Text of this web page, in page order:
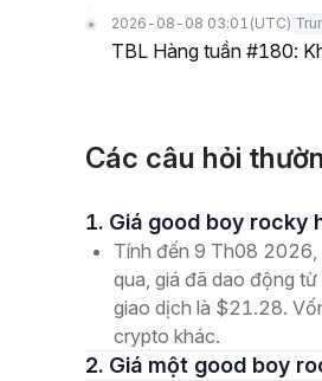
2026-08-08 03:01 (UTC)
TBL Hàng tuần #180:
Các câu hỏi
1. Giá good boy
Tính đến 9 Th08 2026,
qua, giá đã dao động
giao dịch là $21.28.
crypto khác.
2. Giá một good boy